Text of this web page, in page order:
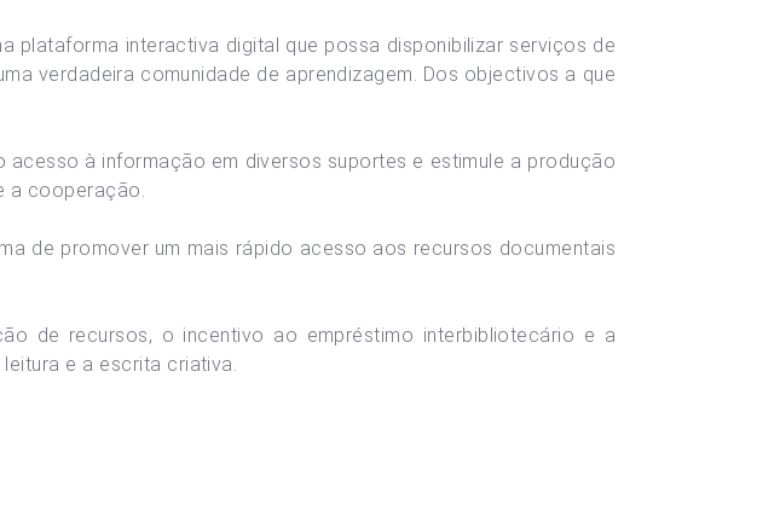
plataforma interactiva digital que possa disponibilizar serviços de
verdadeira comunidade de aprendizagem. Dos objectivos a que
à informação em diversos suportes e estimule a produção
a cooperação.
de promover um mais rápido acesso aos recursos documentais
de recursos, o incentivo ao empréstimo interbibliotecário e a
e a escrita criativa.